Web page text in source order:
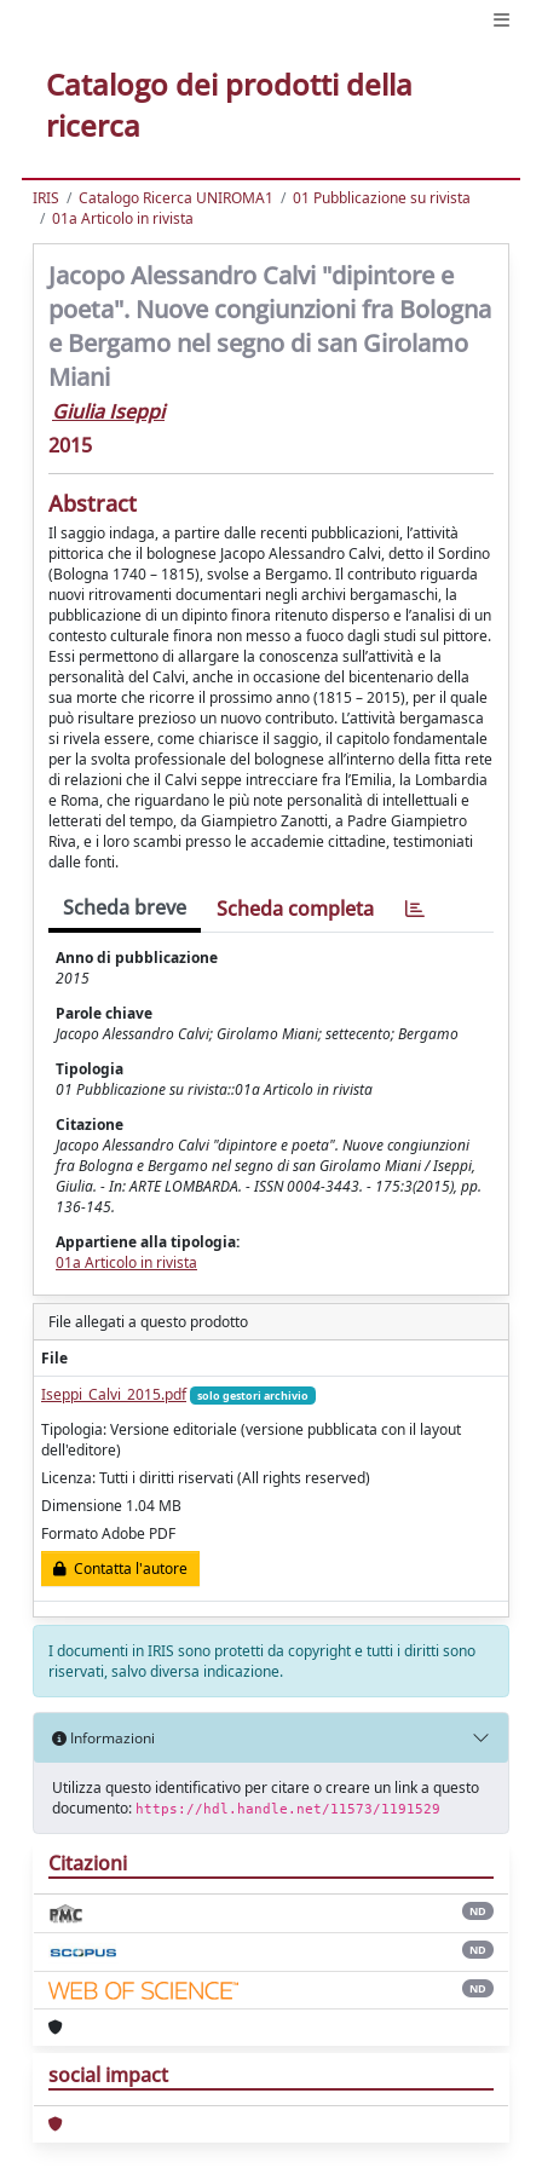
Catalogo dei prodotti della
ricerca
IRIS Catalogo Ricerca UNIROMA1
01 Pubblicazione su rivista
01a Articolo in rivista
Jacopo Alessandro Calvi "dipintore e
poeta". Nuove congiunzioni fra Bologna
e Bergamo nel segno di san Girolamo
Miani
Giulia Iseppi
2015
Abstract
Il saggio indaga, a partire dalle recenti pubblicazioni, l’attività
pittorica che il bolognese Jacopo Alessandro Calvi, detto il Sordino
(Bologna 1740 – 1815), svolse a Bergamo. Il contributo riguarda
nuovi ritrovamenti documentari negli archivi bergamaschi, la
pubblicazione di un dipinto finora ritenuto disperso e l’analisi di un
contesto culturale finora non messo a fuoco dagli studi sul pittore.
Essi permettono di allargare la conoscenza sull’attività e la
personalità del Calvi, anche in occasione del bicentenario della
sua morte che ricorre il prossimo anno (1815 – 2015), per il quale
può risultare prezioso un nuovo contributo. L’attività bergamasca
si rivela essere, come chiarisce il saggio, il capitolo fondamentale
per la svolta professionale del bolognese all’interno della fitta rete
di relazioni che il Calvi seppe intrecciare fra l’Emilia, la Lombardia
e Roma, che riguardano le più note personalità di intellettuali e
letterati del tempo, da Giampietro Zanotti, a Padre Giampietro
Riva, e i loro scambi presso le accademie cittadine, testimoniati
dalle fonti.
Scheda breve Scheda completa
Anno di pubblicazione
2015
Parole chiave
Jacopo Alessandro Calvi; Girolamo Miani; settecento; Bergamo
Tipologia
01 Pubblicazione su rivista::01a Articolo in rivista
Citazione
Jacopo Alessandro Calvi "dipintore e poeta". Nuove congiunzioni
fra Bologna e Bergamo nel segno di san Girolamo Miani / Iseppi,
Giulia. - In: ARTE LOMBARDA. - ISSN 0004-3443. - 175:3(2015), pp.
136-145.
Appartiene alla tipologia:
01a Articolo in rivista
File allegati a questo prodotto
File
Iseppi_Calvi_2015.pdf
solo gestori archivio
Tipologia: Versione editoriale (versione pubblicata con il layout
dell'editore)
Licenza: Tutti i diritti riservati (All rights reserved)
Dimensione 1.04 MB
Formato Adobe PDF
Contatta l'autore
I documenti in IRIS sono protetti da copyright e tutti i diritti sono
riservati, salvo diversa indicazione.
Informazioni
Utilizza questo identificativo per citare o creare un link a questo
documento: https://hdl.handle.net/11573/1191529
Citazioni
ND
ND
ND
social impact